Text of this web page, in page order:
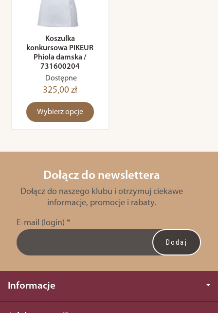
Koszulka
konkursowa PIKEUR
Phiola damska /
731600204
Dostępne
325,00 zł
Wybierz opcje
Dołącz do newslettera
Dołącz do naszego klubu i otrzymuj ciekawe
informacje, promocje i rabaty.
E-mail (login) *
Informacje